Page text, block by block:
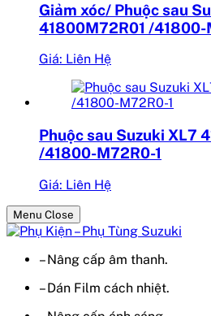
Giảm xóc/ Phuộc sau
41800M72R01 /41800-
Giá: Liên Hệ
Phuộc sau Suzuki XL7
/41800-M72R0-1
Giá: Liên Hệ
Menu Close
– Nâng cấp âm thanh.
– Dán Film cách nhiệt.